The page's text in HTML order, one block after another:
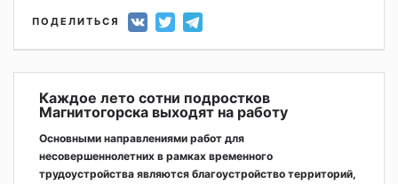
ПОДЕЛИТЬСЯ
Каждое лето сотни подростков
Магнитогорска выходят на работу
Основными направлениями работ для
несовершеннолетних в рамках временного
трудоустройства являются благоустройство территорий,